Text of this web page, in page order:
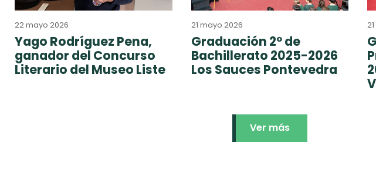
22 mayo 2026
Yago Rodríguez Pena,
ganador del Concurso
Literario del Museo Liste
21 mayo 2026
Graduación 2º de
Bachillerato 2025-2026
Los Sauces Pontevedra
Ver más